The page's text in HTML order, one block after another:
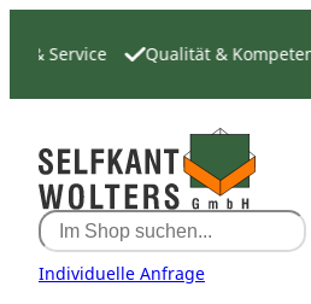
Inhalt
& Service Qualität & Kompetenz
Search
Individuelle Anfrage